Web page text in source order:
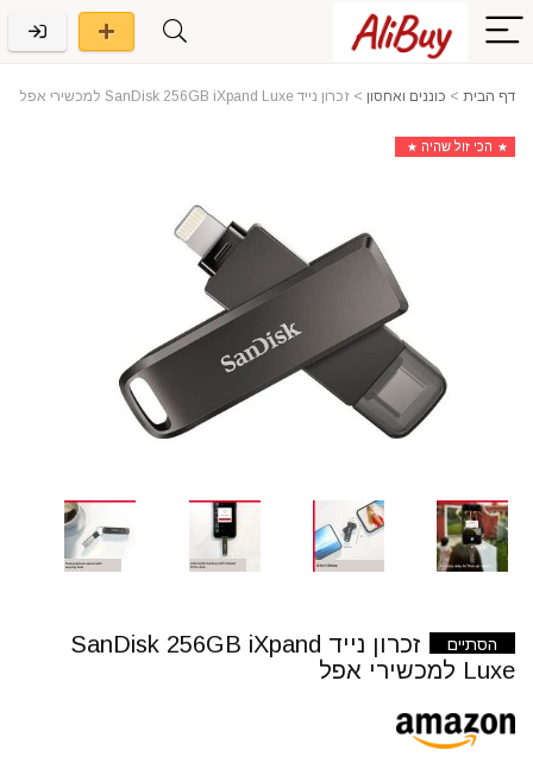
דף הבית > כוננים ואחסון > זכרון נייד SanDisk 256GB iXpand Luxe למכשירי אפל
הכי זול שהיה
הסתיים
זכרון נייד SanDisk 256GB iXpand
Luxe למכשירי אפל